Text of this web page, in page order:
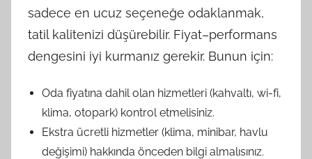
sadece en ucuz seçeneğe odaklanmak,
tatil kalitenizi düşürebilir. Fiyat–performans
dengesini iyi kurmanız gerekir. Bunun için:
Oda fiyatına dahil olan hizmetleri (kahvaltı, wi-fi,
klima, otopark) kontrol etmelisiniz.
Ekstra ücretli hizmetler (klima, minibar, havlu
değişimi) hakkında önceden bilgi almalısınız.